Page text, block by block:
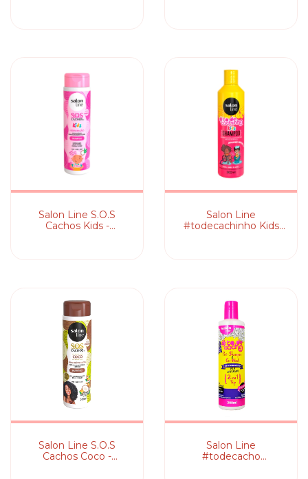
Salon Line S.O.S
Cachos Kids -
Salon Line
#todecachinho Kids
Salon Line S.O.S
Cachos Coco -
Salon Line
#todecacho